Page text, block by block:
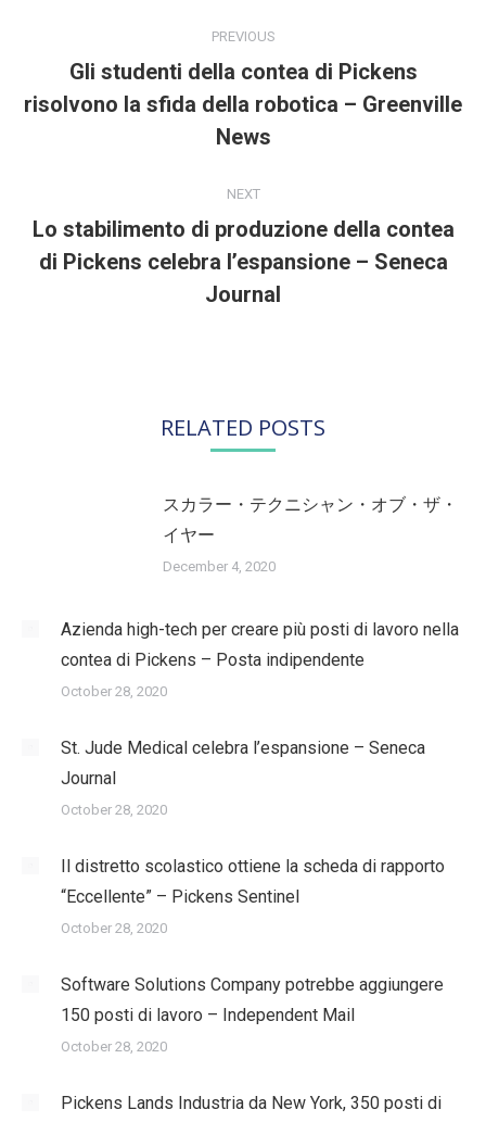
PREVIOUS
Previous
post:
Gli studenti della contea di Pickens
risolvono la sfida della robotica – Greenville
News
NEXT
Next
post:
Lo stabilimento di produzione della contea
di Pickens celebra l’espansione – Seneca
Journal
RELATED POSTS
スカラー・テクニシャン・オブ・ザ・
イヤー
December 4, 2020
Azienda high-tech per creare più posti di lavoro nella
contea di Pickens – Posta indipendente
October 28, 2020
St. Jude Medical celebra l’espansione – Seneca
Journal
October 28, 2020
Il distretto scolastico ottiene la scheda di rapporto
“Eccellente” – Pickens Sentinel
October 28, 2020
Software Solutions Company potrebbe aggiungere
150 posti di lavoro – Independent Mail
October 28, 2020
Pickens Lands Industria da New York, 350 posti di